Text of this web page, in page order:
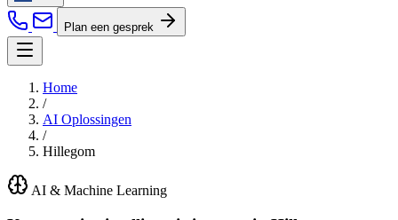
Plan een gesprek
Home
/
AI Oplossingen
/
Hillegom
AI & Machine Learning